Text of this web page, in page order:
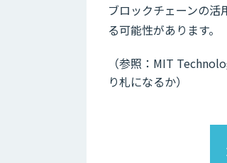
ブロックチェーンの
る可能性があります。
（参照：MIT
り札になるか）